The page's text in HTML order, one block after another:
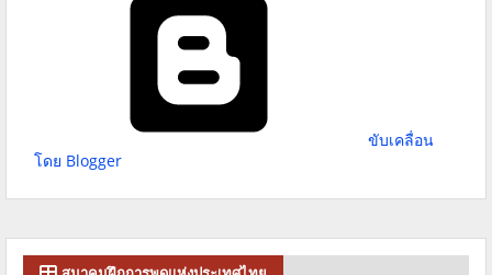
ขับเคลื่อน
โดย Blogger